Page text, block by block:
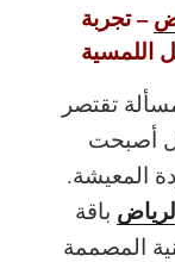
– تجربة
اللمسية
تقتصر
أصبحت
المعيشة.
باقة
المصممة